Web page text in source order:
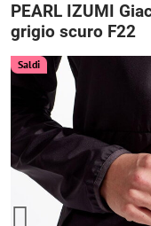
Saldi
PEARL IZUMI
grigio scuro F22